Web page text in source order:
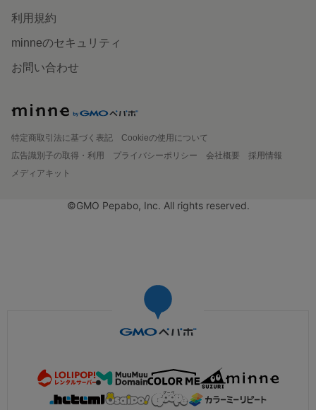
利用規約
minneのセキュリティ
お問い合わせ
特定商取引法に基づく表記
Cookieの使用について
広告識別子の取得・利用
プライバシーポリシー 会社概要
採用情報
メディアキット
©GMO Pepabo, Inc. All rights reserved.